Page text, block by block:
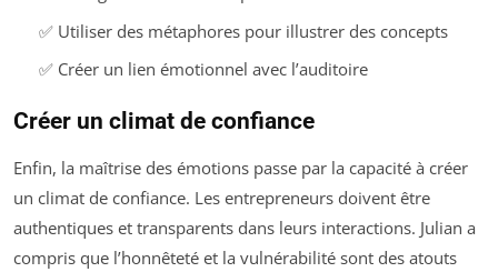
✅ Utiliser des métaphores pour illustrer des concepts
✅ Créer un lien émotionnel avec l’auditoire
Créer un climat de confiance
Enfin, la maîtrise des émotions passe par la capacité à créer
un climat de confiance. Les entrepreneurs doivent être
authentiques et transparents dans leurs interactions. Julian a
compris que l’honnêteté et la vulnérabilité sont des atouts